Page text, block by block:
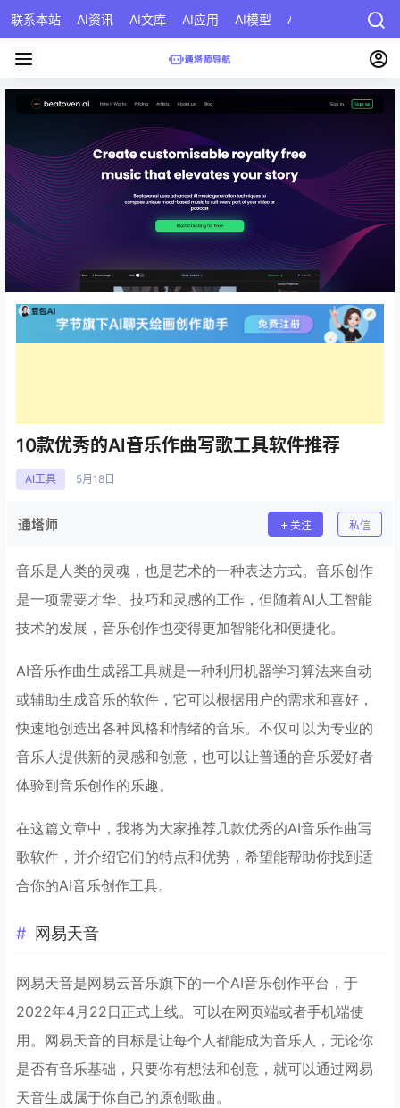
联系本站 AI资讯 AI文库 AI应用 AI模型 AI公司 AI提示词
10款优秀的AI音乐作曲写歌工具软件推荐
AI工具 5月 18日
通塔师 关注 私信
音乐是人类的灵魂，也是艺术的一种表达方式。音乐创作
是一项需要才华、技巧和灵感的工作，但随着AI人工智能
技术的发展，音乐创作也变得更加智能化和便捷化。
AI音乐作曲生成器工具就是一种利用机器学习算法来自动
或辅助生成音乐的软件，它可以根据用户的需求和喜好，
快速地创造出各种风格和情绪的音乐。不仅可以为专业的
音乐人提供新的灵感和创意，也可以让普通的音乐爱好者
体验到音乐创作的乐趣。
在这篇文章中，我将为大家推荐几款优秀的AI音乐作曲写
歌软件，并介绍它们的特点和优势，希望能帮助你找到适
合你的AI音乐创作工具。
网易天音
网易天音是网易云音乐旗下的一个AI音乐创作平台，于
2022年4月22日正式上线。可以在网页端或者手机端使
用。网易天音的目标是让每个人都能成为音乐人，无论你
是否有音乐基础，只要你有想法和创意，就可以通过网易
天音生成属于你自己的原创歌曲。